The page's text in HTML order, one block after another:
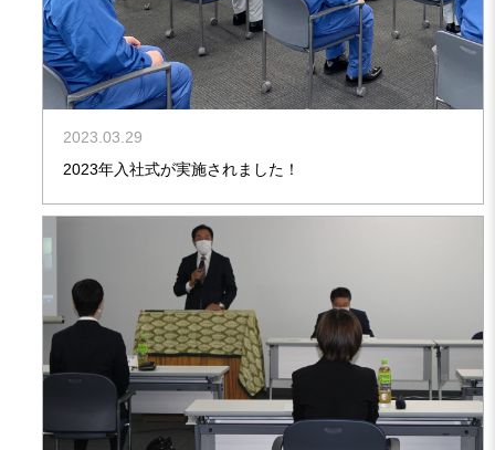
2023.03.29
2023年入社式が実施されました！